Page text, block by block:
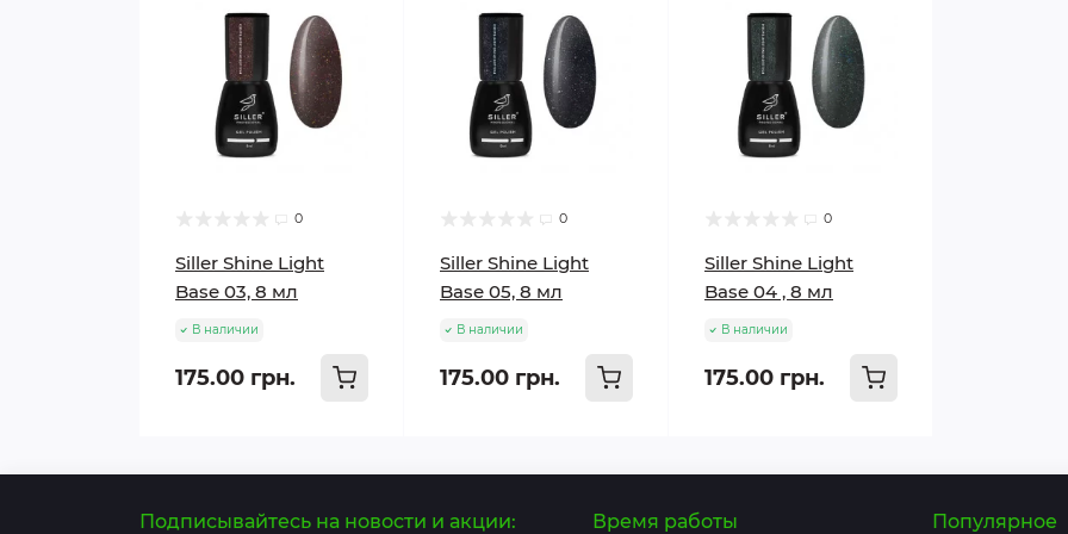
0
Siller Shine Light
Base 03, 8 мл
В наличии
175.00 грн.
0
Siller Shine Light
Base 05, 8 мл
В наличии
175.00 грн.
0
Siller Shine Light
Base 04 , 8 мл
В наличии
175.00 грн.
Подписывайтесь на новости и акции: Время работы Популярное